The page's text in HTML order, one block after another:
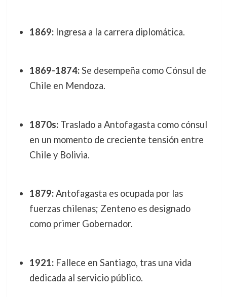
1869:Ingresa a la carrera diplomática.
1869-1874:Se desempeña como Cónsul de
Chile en Mendoza.
1870s:Traslado a Antofagasta como cónsul
en un momento de creciente tensión entre
Chile y Bolivia.
1879:Antofagasta es ocupada por las
fuerzas chilenas; Zenteno es designado
como primer Gobernador.
1921:Fallece en Santiago, tras una vida
dedicada al servicio público.